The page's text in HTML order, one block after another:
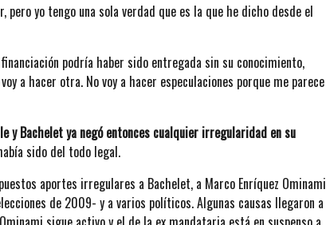
yo tengo una sola verdad que es la que he dicho desde el
podría haber sido entregada sin su conocimiento,
a hacer otra. No voy a hacer especulaciones porque me parece
y Bachelet ya negó entonces cualquier irregularidad en su
sido del todo legal.
aportes irregulares a Bachelet, a Marco Enríquez Ominami
de 2009- y a varios políticos. Algunas causas llegaron a